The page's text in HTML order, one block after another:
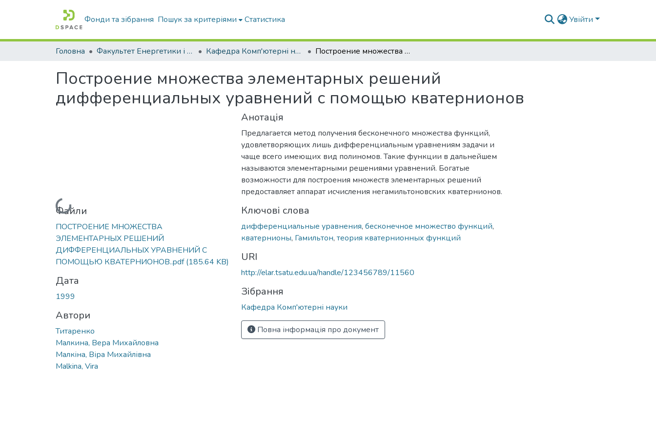
Фонди та зібрання Пошук за критеріями Статистика Увійти
Головна Факультет Енергетики і комп'ютерних технологій Кафедра Комп'ютерні науки Построение множества элементарных решений дифференциальных уравнений с помощью кватернионов
Построение множества элементарных решений
дифференциальных уравнений с помощью кватернионов
Вантажиться...
Файли
ПОСТРОЕНИЕ МНОЖЕСТВА
ЭЛЕМЕНТАРНЫХ РЕШЕНИЙ
ДИФФЕРЕНЦИАЛЬНЫХ УРАВНЕНИЙ С
ПОМОЩЬЮ КВАТЕРНИОНОВ..pdf(185.64 KB)
Дата
1999
Автори
Титаренко
Малкина, Вера Михайловна
Малкіна, Віра Михайлівна
Malkina, Vira
Анотація
Предлагается метод получения бесконечного множества функций,
удовлетворяющих лишь дифференциальным уравнениям задачи и
чаще всего имеющих вид полиномов. Такие функции в дальнейшем
называются элементарными решениями уравнений. Богатые
возможности для построения множеств элементарных решений
предоставляет аппарат исчисления негамильтоновских кватернионов.
Ключові слова
дифференциальные уравнения, бесконечное множество функций,
кватернионы, Гамильтон, теория кватернионных функций
URI
http://elar.tsatu.edu.ua/handle/123456789/11560
Зібрання
Кафедра Комп'ютерні науки
Повна інформація про документ